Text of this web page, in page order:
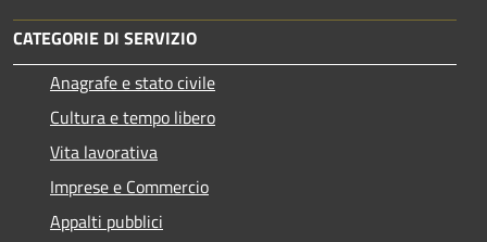
CATEGORIE DI SERVIZIO
Anagrafe e stato civile
Cultura e tempo libero
Vita lavorativa
Imprese e Commercio
Appalti pubblici